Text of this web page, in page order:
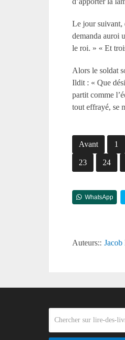
Le jour suivant,
demanda auroi
le roi. » « Et
Alors le soldat
Ildit : « Que
partit comme
tout effrayé, se
Avant 1
23 24
WhatsApp
Auteurs::